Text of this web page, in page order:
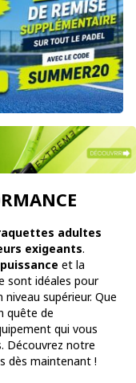
adultes
exigeants.
puissance et la
sont idéales pour
supérieur. Que
quête de
qui vous
Découvrez notre
dès maintenant !